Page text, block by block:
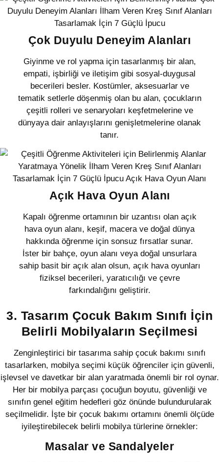
Çok Duyulu Deneyim Alanları
Giyinme ve rol yapma için tasarlanmış bir alan,
empati, işbirliği ve iletişim gibi sosyal-duygusal
becerileri besler. Kostümler, aksesuarlar ve
tematik setlerle döşenmiş olan bu alan, çocukların
çeşitli rolleri ve senaryoları keşfetmelerine ve
dünyaya dair anlayışlarını genişletmelerine olanak
tanır.
Açık Hava Oyun Alanı
Kapalı öğrenme ortamının bir uzantısı olan açık
hava oyun alanı, keşif, macera ve doğal dünya
hakkında öğrenme için sonsuz fırsatlar sunar.
İster bir bahçe, oyun alanı veya doğal unsurlara
sahip basit bir açık alan olsun, açık hava oyunları
fiziksel becerileri, yaratıcılığı ve çevre
farkındalığını geliştirir.
3. Tasarım Çocuk Bakım Sınıfı İçin
Belirli Mobilyaların Seçilmesi
Zenginleştirici bir tasarıma sahip çocuk bakımı sınıfı
tasarlarken, mobilya seçimi küçük öğrenciler için güvenli,
işlevsel ve davetkar bir alan yaratmada önemli bir rol oynar.
Her bir mobilya parçası çocuğun boyutu, güvenliği ve
sınıfın genel eğitim hedefleri göz önünde bulundurularak
seçilmelidir. İşte bir çocuk bakımı ortamını önemli ölçüde
iyileştirebilecek belirli mobilya türlerine örnekler:
Masalar ve Sandalyeler